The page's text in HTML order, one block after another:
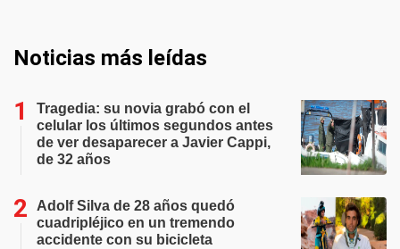
Noticias más leídas
Tragedia: su novia grabó con el
celular los últimos segundos antes
de ver desaparecer a Javier Cappi,
de 32 años
Adolf Silva de 28 años quedó
cuadripléjico en un tremendo
accidente con su bicicleta